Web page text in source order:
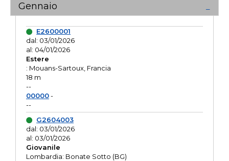
Gennaio
E2600001
dal: 03/01/2026
al: 04/01/2026
Estere
: Mouans-Sartoux, Francia
18 m
--
00000-
--
G2604003
dal: 03/01/2026
al: 03/01/2026
Giovanile
Lombardia: Bonate Sotto (BG)